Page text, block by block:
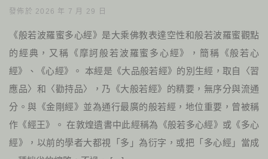
發佈於 2026 年 7 月 29 日
《般若波羅蜜多心經》是大乘佛教表達空性和般若波羅蜜觀點
的經典，又稱《摩訶般若波羅蜜多心經》，簡稱《般若心
經》、《心經》。 本經是《大品般若經》的別生經，取自〈習
應品〉和〈勸持品〉，乃《大般若經》的精要，無序分與流通
分。與《金剛經》並為通行最廣的般若經，地位重要，曾被稱
作《經王》。 在敦煌遺書中此經稱為《般若多心經》或《多心
經》，以前的學者大都視「多」為衍字，或把「多心經」當成